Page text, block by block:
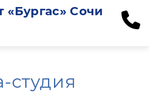
«Бургас» Сочи
студия